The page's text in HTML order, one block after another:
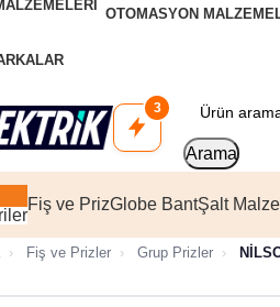
OTOMASYON
3
Arama
Fiş ve PrizGlobe BantŞalt
› Fiş ve Prizler › Grup Prizler ›